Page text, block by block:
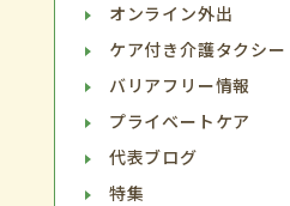
オンライン外出
ケア付き介護タクシー
バリアフリー情報
プライベートケア
代表ブログ
特集